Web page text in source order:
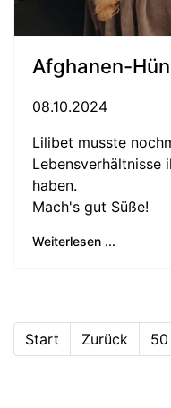
Afghanen-
08.10.2024
Lilibet musste
Lebensverhältnisse
haben.
Mach's gut Süße!
Weiterlesen ...
Start Zurück 50